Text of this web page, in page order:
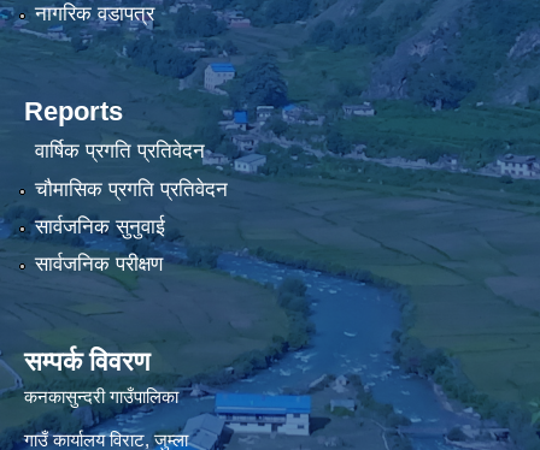
नागरिक वडापत्र
Reports
वार्षिक प्रगति प्रतिवेदन
चौमासिक प्रगति प्रतिवेदन
सार्वजनिक सुनुवाई
सार्वजनिक परीक्षण
सम्पर्क विवरण
कनकासुन्दरी गाउँपालिका
गाउँ कार्यालय विराट, जुम्ला